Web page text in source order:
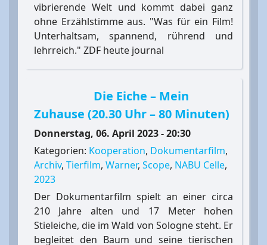
vibrierende Welt und kommt dabei ganz
ohne Erzählstimme aus. "Was für ein Film!
Unterhaltsam, spannend, rührend und
lehrreich." ZDF heute journal
Die Eiche – Mein
Zuhause (20.30 Uhr – 80 Minuten)
Donnerstag, 06. April 2023 - 20:30
Kategorien: Kooperation, Dokumentarfilm,
Archiv, Tierfilm, Warner, Scope, NABU Celle,
2023
Der Dokumentarfilm spielt an einer circa
210 Jahre alten und 17 Meter hohen
Stieleiche, die im Wald von Sologne steht. Er
begleitet den Baum und seine tierischen